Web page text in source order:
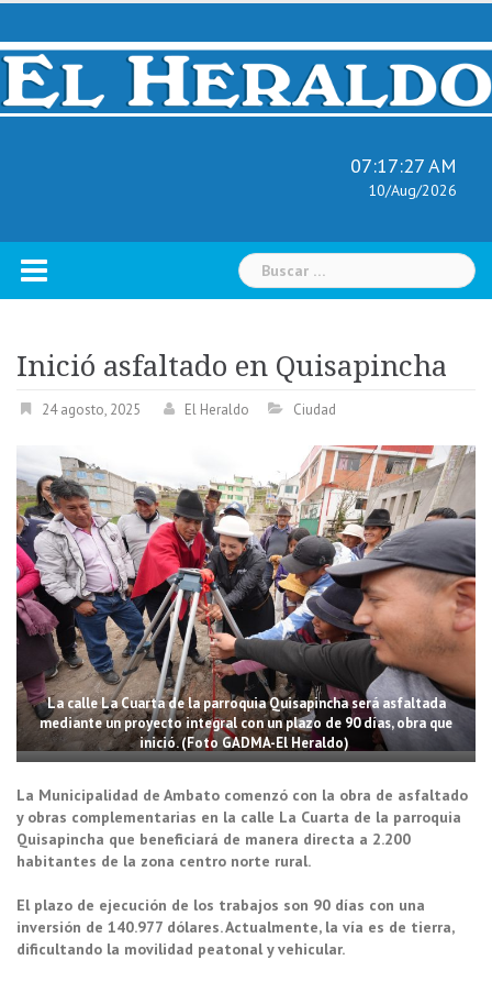
Skip
content
07:17:28 AM
10/Aug/2026
Buscar:
Inició asfaltado en Quisapincha
24 agosto, 2025 El Heraldo Ciudad
La calle La Cuarta de la parroquia Quisapincha será asfaltada
mediante un proyecto integral con un plazo de 90 días, obra que
inició. (Foto GADMA-El Heraldo)
La Municipalidad de Ambato comenzó con la obra de asfaltado
y obras complementarias en la calle La Cuarta de la parroquia
Quisapincha que beneficiará de manera directa a 2.200
habitantes de la zona centro norte rural.
El plazo de ejecución de los trabajos son 90 días con una
inversión de 140.977 dólares. Actualmente, la vía es de tierra,
dificultando la movilidad peatonal y vehicular.